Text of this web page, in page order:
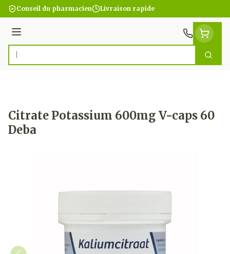
Aller au contenu
Conseil du pharmacien Livraison rapide
Menu
Rechercher
Citrate Potassium 600mg V-caps 60
Deba